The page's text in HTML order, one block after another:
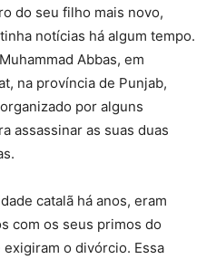
do seu filho mais novo,
notícias há algum tempo.
Abbas, em
na província de Punjab,
por alguns
assassinar as suas duas
catalã há anos, eram
com os seus primos do
o divórcio. Essa